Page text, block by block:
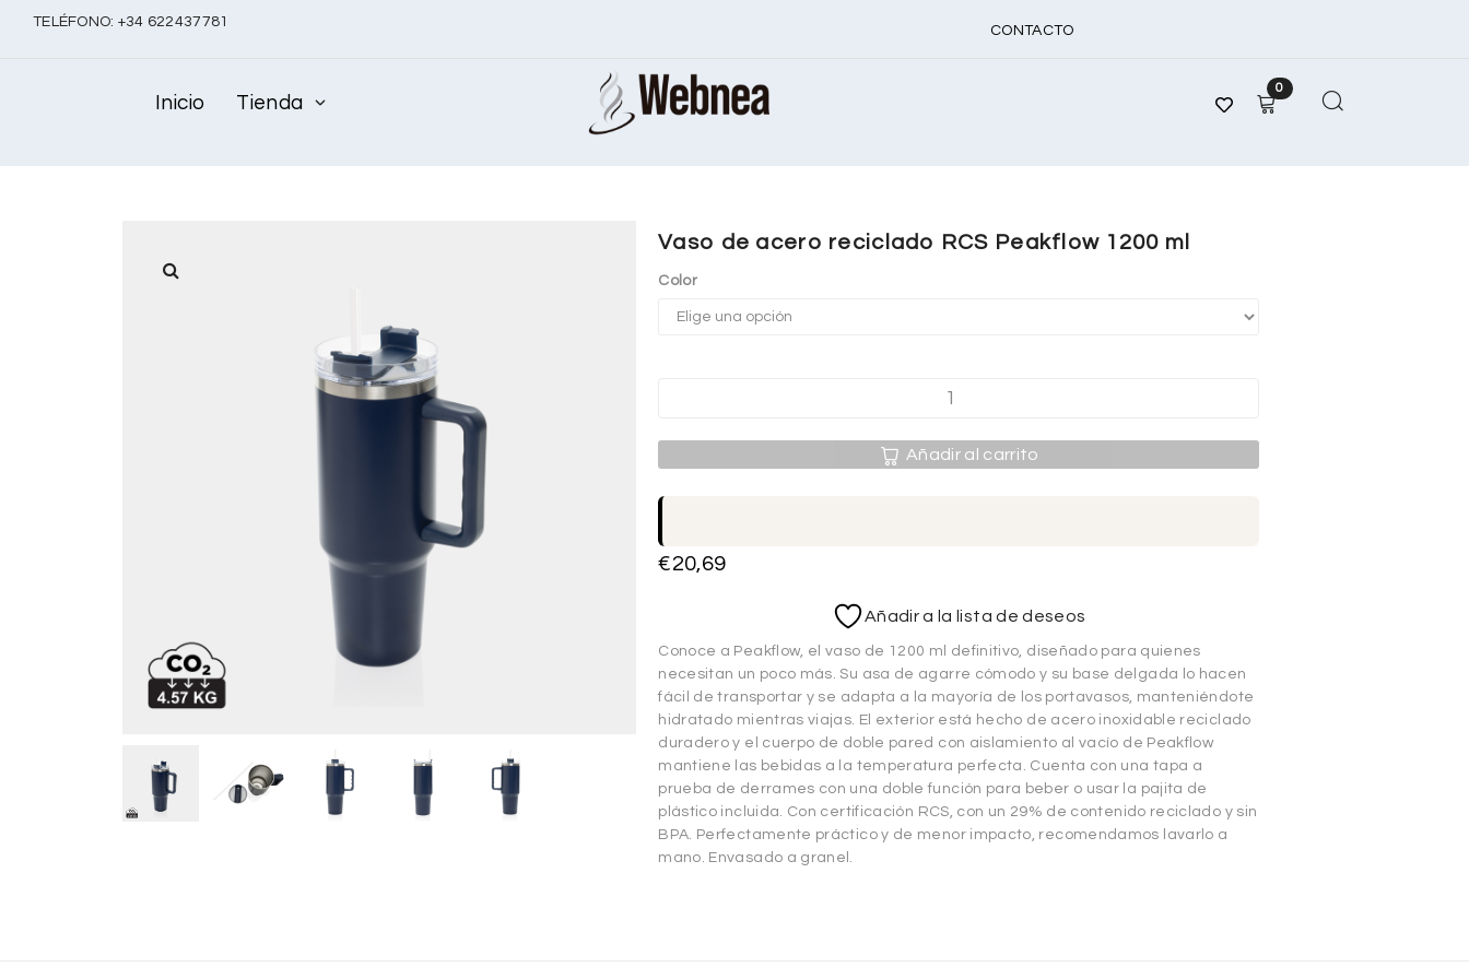
TELÉFONO: +34 622437781
CONTACTO
Inicio Tienda
0
Vaso de acero reciclado RCS Peakflow 1200 ml
Color
Añadir al carrito
€20,69
Añadir a la lista de deseos
Conoce a Peakflow, el vaso de 1200 ml definitivo, diseñado para quienes
necesitan un poco más. Su asa de agarre cómodo y su base delgada lo hacen
fácil de transportar y se adapta a la mayoría de los portavasos, manteniéndote
hidratado mientras viajas. El exterior está hecho de acero inoxidable reciclado
duradero y el cuerpo de doble pared con aislamiento al vacío de Peakflow
mantiene las bebidas a la temperatura perfecta. Cuenta con una tapa a
prueba de derrames con una doble función para beber o usar la pajita de
plástico incluida. Con certificación RCS, con un 29% de contenido reciclado y sin
BPA. Perfectamente práctico y de menor impacto, recomendamos lavarlo a
mano. Envasado a granel.